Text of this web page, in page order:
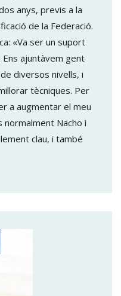
anys, previs a la
de la Federació.
«Va ser un suport
ajuntàvem gent
diversos nivells, i
tècniques. Per
a augmentar el meu
normalment Nacho i
clau, i també